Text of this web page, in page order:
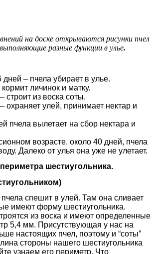
на доске открываются рисунки пчел
разные функции в улье.
– пчела убирает в улье.
личинок и матку.
строит из воска соты.
охраняет улей, принимает нектар и
пчела вылетает на сбор нектара и
возрасте, около 40 дней, пчела
Далеко от улья она уже не улетает.
шестиугольника.
спешит в улей. Там она сливает
имеют форму шестиугольника.
из воска и имеют определенные
5,4 мм. Присутствующая у нас на
настоящих пчел, поэтому и “соты”
стороны нашего шестиугольника
узнаем его периметр. Что